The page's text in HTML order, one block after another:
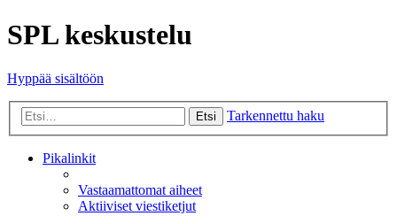
SPL keskustelu
Hyppää sisältöön
Etsi Tarkennettu haku
Pikalinkit
Vastaamattomat aiheet
Aktiiviset viestiketjut